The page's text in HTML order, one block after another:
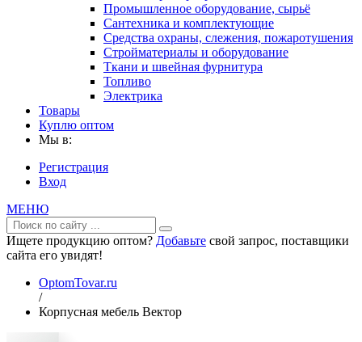
Промышленное оборудование, сырьё
Сантехника и комплектующие
Средства охраны, слежения, пожаротушения
Стройматериалы и оборудование
Ткани и швейная фурнитура
Топливо
Электрика
Товары
Куплю оптом
Мы в:
Регистрация
Вход
МЕНЮ
Ищете продукцию оптом? Добавьте свой запрос, поставщики
сайта его увидят!
OptomTovar.ru
/
Корпусная мебель Вектор